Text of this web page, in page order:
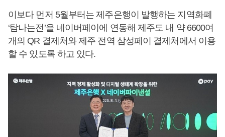
이보다 먼저 5월부터는 제주은행이 발행하는 지역화폐
‘탐나는전’을 네이버페이에 연동해 제주도 내 약 6600여
개의 QR 결제처와 제주 전역 삼성페이 결제처에서 이용
할 수 있도록 하고 있다.